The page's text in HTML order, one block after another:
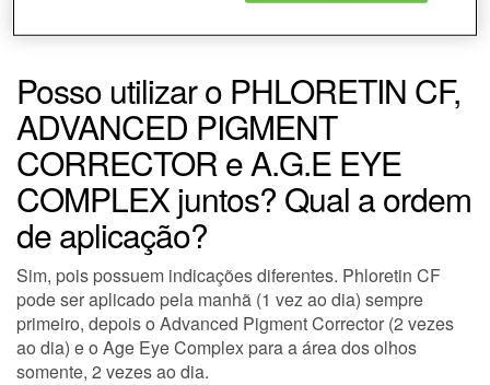
CONSULTORIA DE PRODUTOS SKINCEUTICALS
Posso utilizar o PHLORETIN CF,
ADVANCED PIGMENT
CORRECTOR e A.G.E EYE
COMPLEX juntos? Qual a ordem
de aplicação?
Sim, pois possuem indicações diferentes. Phloretin CF
pode ser aplicado pela manhã (1 vez ao dia) sempre
primeiro, depois o Advanced Pigment Corrector (2 vezes
ao dia) e o Age Eye Complex para a área dos olhos
somente, 2 vezes ao dia.